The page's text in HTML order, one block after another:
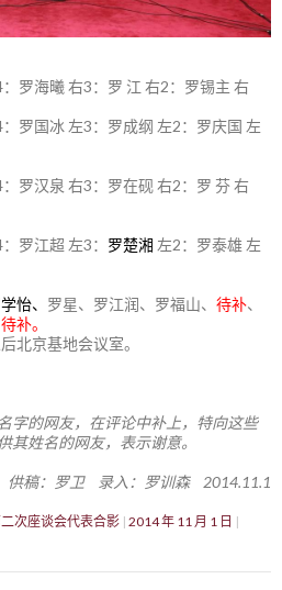
罗海曦 右3：罗 江 右2：罗锡主 右
罗国冰 左3：罗成纲 左2：罗庆国 左
罗汉泉 右3：罗在砚 右2：罗 芬 右
罗江超 左3： 罗楚湘 左2：罗泰雄 左
怡、 罗星、罗江润、罗福山、 待补、
补。
北京基地会议室。
字的网友，在评论中补上，特向这些
其姓名的网友，表示谢意。
供稿：罗卫 录入：罗训森 2014.11.1
次座谈会代表合影 2014 年 11 月 1 日